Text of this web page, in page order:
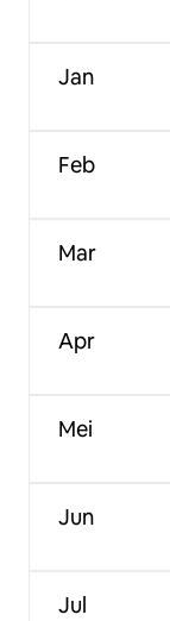
Jan
Feb
Mar
Apr
Mei
Jun
Jul